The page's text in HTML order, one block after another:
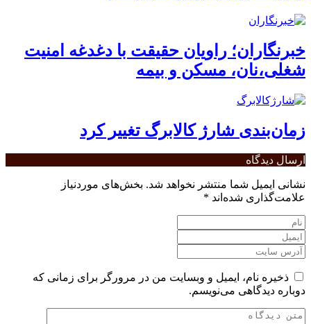
خبرنگاران؛ راویان حقیقت با دغدغه امنیت
شغلی،نان، مسکن و بیمه
زمان‌بندی شارژ کالابرگ تغییر کرد
ارسال دیدگاه
نشانی ایمیل شما منتشر نخواهد شد. بخش‌های موردنیاز
علامت‌گذاری شده‌اند *
ذخیره نام، ایمیل و وبسایت من در مرورگر برای زمانی که
دوباره دیدگاهی می‌نویسم.